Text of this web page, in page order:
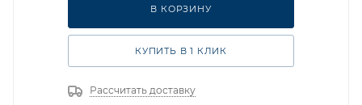
В КОРЗИНУ
КУПИТЬ В 1 КЛИК
Рассчитать доставку